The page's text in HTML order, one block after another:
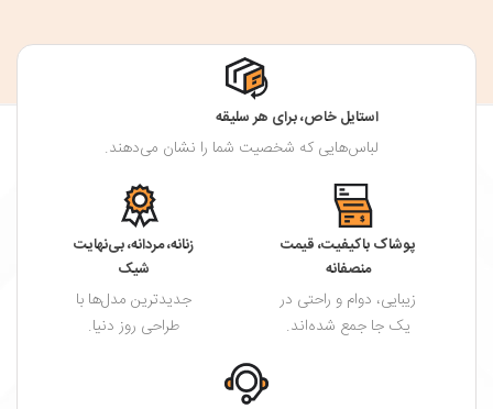
استایل خاص، برای هر سلیقه
لباس‌هایی که شخصیت شما را نشان می‌دهند.
پوشاک باکیفیت، قیمت
منصفانه
زیبایی، دوام و راحتی در
یک جا جمع شده‌اند.
زنانه، مردانه، بی‌نهایت
شیک
جدیدترین مدل‌ها با
طراحی روز دنیا.